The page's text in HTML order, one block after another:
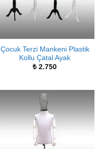
Çocuk Terzi Mankeni Plastik
Kollu Çatal Ayak
₺ 2.750